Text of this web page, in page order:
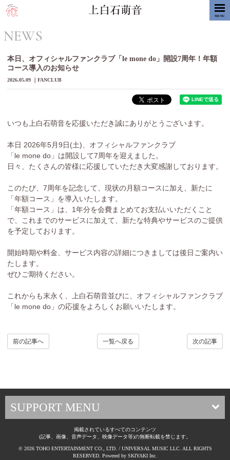
MENU
NEWS
本日、オフィシャルファンクラブ「le mone do」開設7周年！年額
コース導入のお知らせ
2026.05.09 FANCLUB
いつも上白石萌音を応援いただき誠にありがとうございます。
本日 2026年5月9日(土)、オフィシャルファンクラブ
「le mone do」は開設して7周年を迎えました。
日々、たくさんの皆様に応援していただき大変感謝しております。
このたび、7周年を記念して、現状の月額コースに加え、新たに
「年額コース」を導入いたします。
「年額コース」は、1年分を会費まとめてお支払いいただくこと
で、これまでのサービスに加えて、新たな特典やサービスのご提供
を予定しております。
開始時期や料金、サービス内容の詳細につきましては後日ご案内い
たします。
ぜひご期待ください。
これからも末永く、上白石萌音並びに、オフィシャルファンクラブ
「le mone do」の応援をよろしくお願いいたします。
前の記事へ 一覧へ戻る 次の記事
SUPPORT MENU
掲載されているすべてのコンテンツ
(記事、画像、音声データ、映像データ等)の無断転載を禁じます。
© 2026 TOHO ENTERTAINMENT CO., LTD. / UNIVERSAL MUSIC LLC. ALL RIGHTS
RESERVED. Powered by SKIYAKI Inc.